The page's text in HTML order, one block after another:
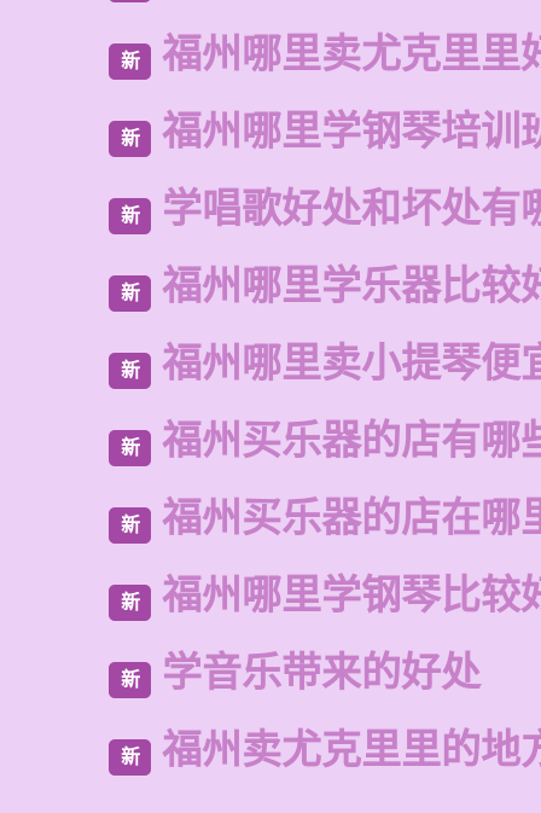
新 福州哪里卖尤克里里
新 福州哪里学钢琴培训
新 学唱歌好处和坏处有
新 福州哪里学乐器比较
新 福州哪里卖小提琴便
新 福州买乐器的店有哪
新 福州买乐器的店在哪
新 福州哪里学钢琴比较
新 学音乐带来的好处
新 福州卖尤克里里的地